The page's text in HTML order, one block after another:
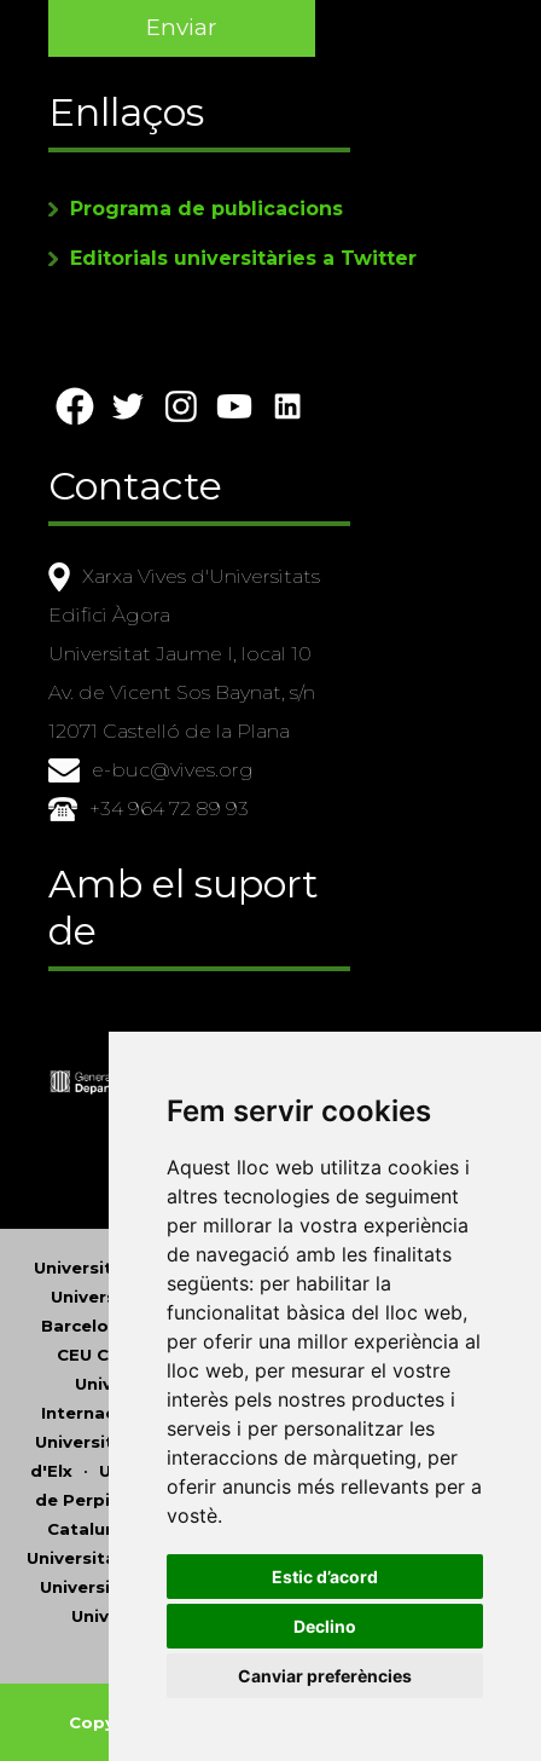
Fem servir cookies
Aquest lloc web utilitza cookies i
altres tecnologies de seguiment
per millorar la vostra experiència
de navegació amb les finalitats
següents: per habilitar la
funcionalitat bàsica del lloc web,
per oferir una millor experiència al
lloc web, per mesurar el vostre
interès pels nostres productes i
serveis i per personalitzar les
interaccions de màrqueting, per
oferir anuncis més rellevants per a
vostè.
Estic d’acord
Declino
Canviar preferències
Enllaços
Programa de publicacions
Editorials universitàries a Twitter
Contacte
Xarxa Vives d'Universitats
Edifici Àgora
Universitat Jaume I, local 10
Av. de Vicent Sos Baynat, s/n
12071 Castelló de la Plana
e-buc@vives.org
+34 964 72 89 93
Amb el suport
de
Universitat Abat Oliba CEU•Universitat d'Alacant
Universitat d'Andorra•Universitat Autònoma de
Barcelona
Universitat de Barcelona•Universitat
CEU Cardenal Herrera•Universitat de Girona •
Universitat de les Illes Balears•
Universitat
Internacional de Catalunya•Universitat Jaume I
Universitat de Lleida• Universitat Miguel Hernández
d'Elx• Universitat Oberta de Catalunya•Universitat
de Perpinyà Via Domitia•Universitat Politècnica de
Catalunya
Universitat Politècnica de València
Universitat Pompeu Fabra•Universitat Ramon Llull
Universitat Rovira i Virgili
•Universitat de Sàsser
Universitat de València
•Universitat de Vic -
Universitat Central de Catalunya
Copyright © 2026